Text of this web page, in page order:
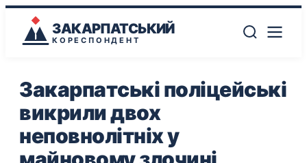
ЗАКАРПАТСЬКИЙ
КОРЕСПОНДЕНТ
Закарпатські поліцейські
викрили двох
неповнолітніх у